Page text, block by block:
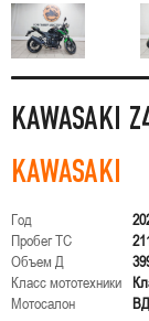
KAWASAKI
KAWASAKI
Год
Пробег ТС
Объем Д
Класс мототехники
Мотосалон